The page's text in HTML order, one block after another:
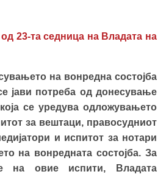
23-та седница на Владата на
на вонредна состојба
јави потреба од донесување
се уредува одложувањето
за вештаци, правосудниот
и испитот за нотари
на вонредната состојба. За
на овие испити, Владата